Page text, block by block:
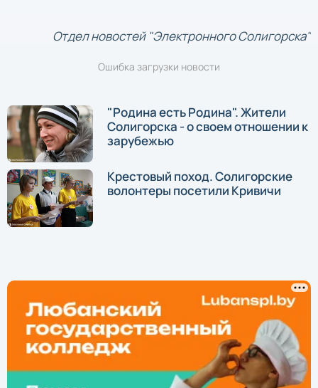
Отдел новостей "Электронного Солигорска"
Ошибка загрузки новости
"Родина есть Родина". Жители
Солигорска - о своем отношении к
зарубежью
Крестовый поход. Солигорские
волонтеры посетили Кривичи